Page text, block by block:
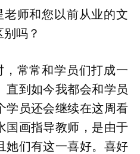
师和您以前从业的文
吗？
常常和学员们打成一
直到如今我都会和学员
学员还会继续在这周看
国画指导教师，是由于
她们有这一喜好。喜好